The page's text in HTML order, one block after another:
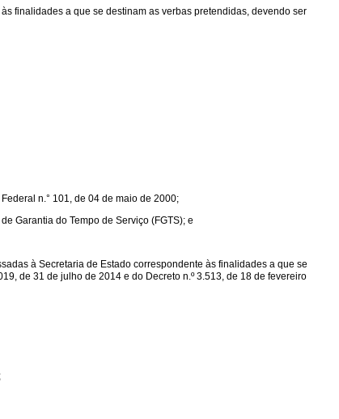
finalidades a que se destinam as verbas pretendidas, devendo ser
n.° 101, de 04 de maio de 2000;
Garantia do Tempo de Serviço (FGTS); e
à Secretaria de Estado correspondente às finalidades a que se
de 31 de julho de 2014 e do Decreto n.º 3.513, de 18 de fevereiro